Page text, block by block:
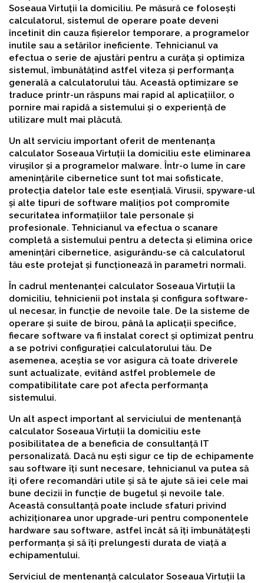
Soseaua Virtuții la domiciliu. Pe măsură ce folosești
calculatorul, sistemul de operare poate deveni
încetinit din cauza fișierelor temporare, a programelor
inutile sau a setărilor ineficiente. Tehnicianul va
efectua o serie de ajustări pentru a curăța și optimiza
sistemul, îmbunătățind astfel viteza și performanța
generală a calculatorului tău. Această optimizare se
traduce printr-un răspuns mai rapid al aplicațiilor, o
pornire mai rapidă a sistemului și o experiență de
utilizare mult mai plăcută.
Un alt serviciu important oferit de mentenanța
calculator Soseaua Virtuții la domiciliu este eliminarea
virușilor și a programelor malware. Într-o lume în care
amenințările cibernetice sunt tot mai sofisticate,
protecția datelor tale este esențială. Virusii, spyware-ul
și alte tipuri de software malițios pot compromite
securitatea informațiilor tale personale și
profesionale. Tehnicianul va efectua o scanare
completă a sistemului pentru a detecta și elimina orice
amenințări cibernetice, asigurându-se că calculatorul
tău este protejat și funcționează în parametri normali.
În cadrul mentenanței calculator Soseaua Virtuții la
domiciliu, tehnicienii pot instala și configura software-
ul necesar, în funcție de nevoile tale. De la sisteme de
operare și suite de birou, până la aplicații specifice,
fiecare software va fi instalat corect și optimizat pentru
a se potrivi configurației calculatorului tău. De
asemenea, aceștia se vor asigura că toate driverele
sunt actualizate, evitând astfel problemele de
compatibilitate care pot afecta performanța
sistemului.
Un alt aspect important al serviciului de mentenanță
calculator Soseaua Virtuții la domiciliu este
posibilitatea de a beneficia de consultanță IT
personalizată. Dacă nu ești sigur ce tip de echipamente
sau software îți sunt necesare, tehnicianul va putea să
îți ofere recomandări utile și să te ajute să iei cele mai
bune decizii în funcție de bugetul și nevoile tale.
Această consultanță poate include sfaturi privind
achiziționarea unor upgrade-uri pentru componentele
hardware sau software, astfel încât să îți îmbunătățești
performanța și să îți prelungesti durata de viață a
echipamentului.
Serviciul de mentenanță calculator Soseaua Virtuții la